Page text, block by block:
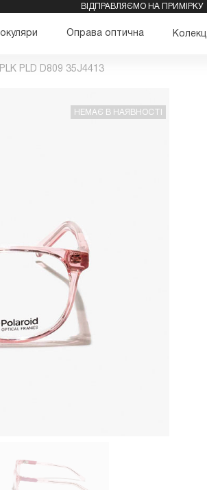
ВІДПРАВЛЯЄМО НА ПРИМІРКУ
Оправа оптична
PLD D809 35J4413
НЕМАЄ В НАЯВНОСТІ